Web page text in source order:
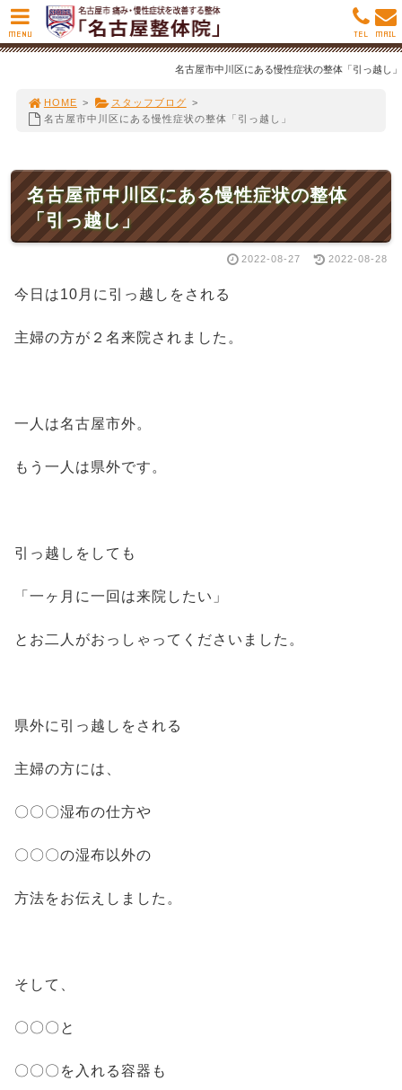
名古屋市中川区にある慢性症状の整体「引っ越し」
HOME > スタッフブログ >
名古屋市中川区にある慢性症状の整体「引っ越し」
名古屋市中川区にある慢性症状の整体
「引っ越し」
2022-08-27 2022-08-28
今日は10月に引っ越しをされる
主婦の方が２名来院されました。
一人は名古屋市外。
もう一人は県外です。
引っ越しをしても
「一ヶ月に一回は来院したい」
とお二人がおっしゃってくださいました。
県外に引っ越しをされる
主婦の方には、
〇〇〇湿布の仕方や
〇〇〇の湿布以外の
方法をお伝えしました。
そして、
〇〇〇と
〇〇〇を入れる容器も
MENU MAIL
TEL